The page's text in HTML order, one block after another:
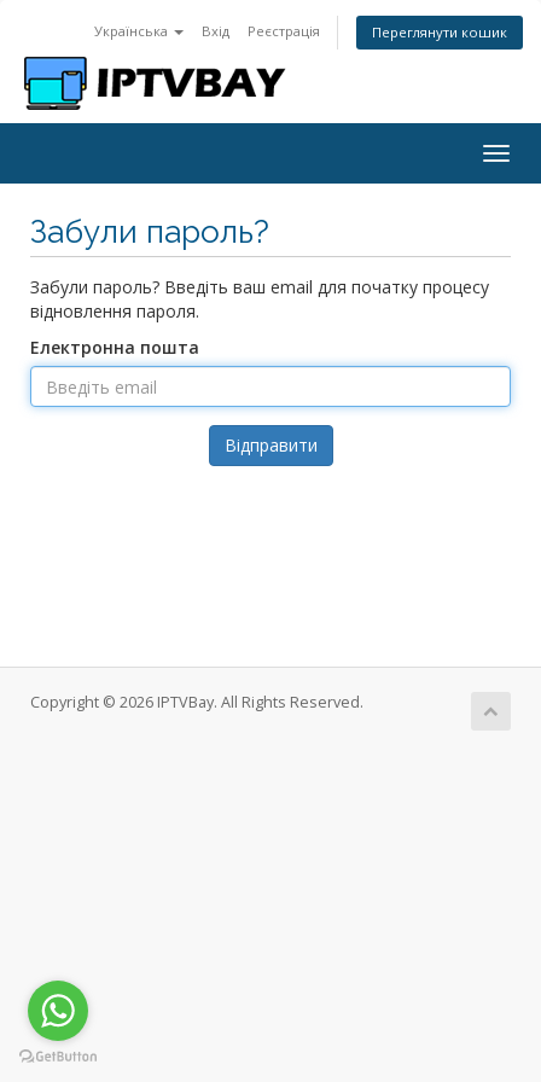
Українська Вхід Реєстрація Переглянути кошик
Забули пароль?
Забули пароль? Введіть ваш email для початку процесу
відновлення пароля.
Електронна пошта
Відправити
Copyright © 2026 IPTVBay. All Rights Reserved.